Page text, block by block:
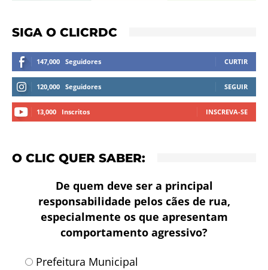
SIGA O CLICRDC
147,000 Seguidores CURTIR
120,000 Seguidores SEGUIR
13,000 Inscritos INSCREVA-SE
O CLIC QUER SABER:
De quem deve ser a principal
responsabilidade pelos cães de rua,
especialmente os que apresentam
comportamento agressivo?
Prefeitura Municipal